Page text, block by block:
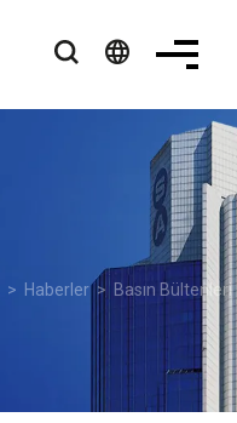
language
> Haberler> Basın Bültenleri